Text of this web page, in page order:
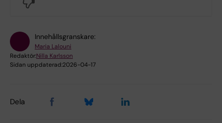
Innehållsgranskare:
Maria Lalouni
Redaktör:Nilla Karlsson
Sidan uppdaterad:2026-04-17
Dela